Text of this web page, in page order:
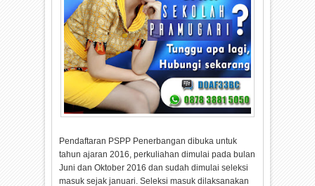
Pendaftaran PSPP Penerbangan dibuka untuk
tahun ajaran 2016, perkuliahan dimulai pada bulan
Juni dan Oktober 2016 dan sudah dimulai seleksi
masuk sejak januari. Seleksi masuk dilaksanakan